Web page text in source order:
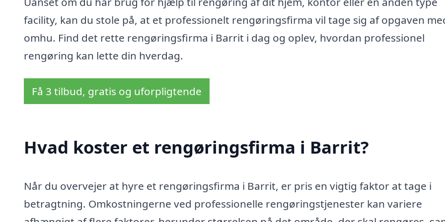
facility, kan du stole på, at et professionelt rengøringsfirma vil tage sig af opgaven
omhu. Find det rette rengøringsfirma i Barrit i dag og oplev, hvordan professionel
rengøring kan lette din hverdag.
Få 3 tilbud, gratis og uforpligtende
Hvad koster et rengøringsfirma i Barrit?
Når du overvejer at hyre et rengøringsfirma i Barrit, er pris en vigtig faktor at tage i
betragtning. Omkostningerne ved professionelle rengøringstjenester kan variere